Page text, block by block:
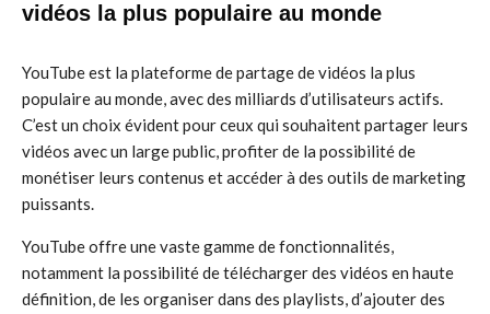
vidéos la plus populaire au monde
YouTube est la plateforme de partage de vidéos la plus
populaire au monde, avec des milliards d’utilisateurs actifs.
C’est un choix évident pour ceux qui souhaitent partager leurs
vidéos avec un large public, profiter de la possibilité de
monétiser leurs contenus et accéder à des outils de marketing
puissants.
YouTube offre une vaste gamme de fonctionnalités,
notamment la possibilité de télécharger des vidéos en haute
définition, de les organiser dans des playlists, d’ajouter des